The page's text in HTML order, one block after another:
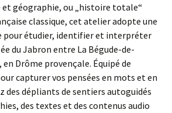
géographie, ou „histoire totale“
classique, cet atelier adopte une
pour étudier, identifier et interpréter
du Jabron entre La Bégude-de-
Drôme provençale. Équipé de
capturer vos pensées en mots et en
des dépliants de sentiers autoguidés
des textes et des contenus audio